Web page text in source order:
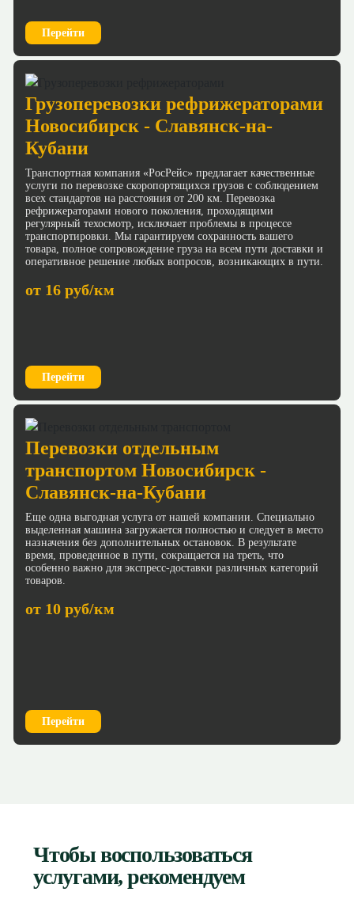
Перейти
Грузоперевозки рефрижераторами
Новосибирск - Славянск-на-
Кубани
Транспортная компания «РосРейс» предлагает качественные
услуги по перевозке скоропортящихся грузов с соблюдением
всех стандартов на расстояния от 200 км. Перевозка
рефрижераторами нового поколения, проходящими
регулярный техосмотр, исключает проблемы в процессе
транспортировки. Мы гарантируем сохранность вашего
товара, полное сопровождение груза на всем пути доставки и
оперативное решение любых вопросов, возникающих в пути.
от 16 руб/км
Перейти
Перевозки отдельным
транспортом Новосибирск -
Славянск-на-Кубани
Еще одна выгодная услуга от нашей компании. Специально
выделенная машина загружается полностью и следует в место
назначения без дополнительных остановок. В результате
время, проведенное в пути, сокращается на треть, что
особенно важно для экспресс-доставки различных категорий
товаров.
от 10 руб/км
Перейти
Чтобы воспользоваться
услугами, рекомендуем